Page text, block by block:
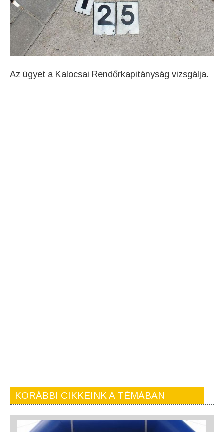
Az ügyet a Kalocsai Rendőrkapitányság vizsgálja.
KORÁBBI CIKKEINK A TÉMÁBAN